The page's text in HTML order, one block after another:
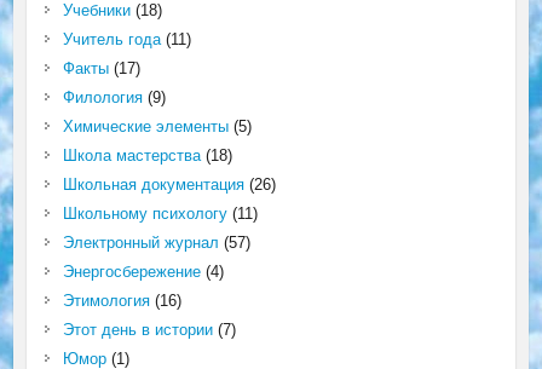
Учебники(18)
Учитель года(11)
Факты(17)
Филология(9)
Химические элементы(5)
Школа мастерства(18)
Школьная документация(26)
Школьному психологу(11)
Электронный журнал (57)
Энергосбережение(4)
Этимология(16)
Этот день в истории(7)
Юмор(1)